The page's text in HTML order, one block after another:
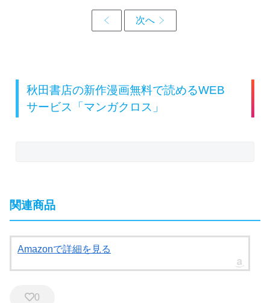
秋田書店の新作漫画無料で読めるWEB
サービス「マンガクロス」
関連商品
Amazonで詳細を見る
0